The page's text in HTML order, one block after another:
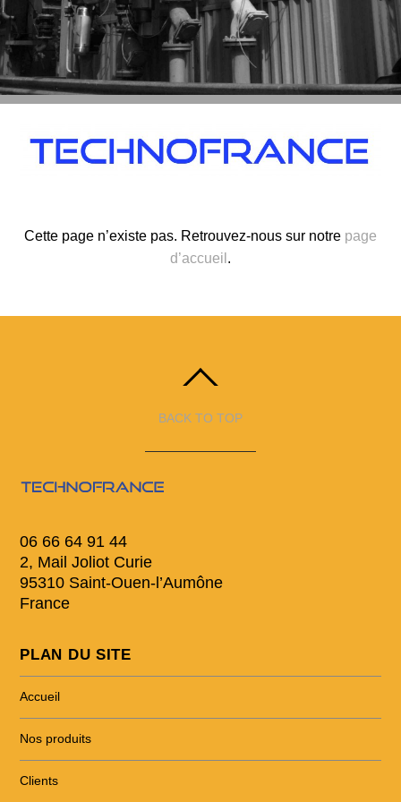
Cette page n’existe pas. Retrouvez-nous sur notre page
d’accueil .
BACK TO TOP
06 66 64 91 44
2, Mail Joliot Curie
95310 Saint-Ouen-l’Aumône
France
PLAN DU SITE
Accueil
Nos produits
Clients